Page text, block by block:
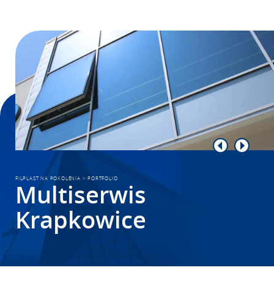
FILPLAST NA POKOLENIA >PORTFOLIO
Multiserwis
Krapkowice